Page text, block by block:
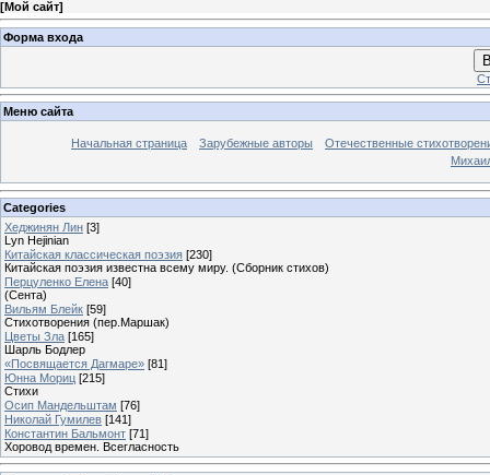
[Мой сайт]
Форма входа
Меню сайта
Начальная страница Зарубежные авторы
Отечественные
Categories
Хеджинян Лин [3]
Lyn Hejinian
Китайская классическая поэзия [230]
Китайская поэзия известна всему миру. (Сборник стихов)
Перцуленко Елена [40]
(Сента)
Вильям Блейк [59]
Стихотворения (пер.Маршак)
Цветы Зла [165]
Шарль Бодлер
«Посвящается Дагмаре» [81]
Юнна Мориц [215]
Стихи
Осип Мандельштам [76]
Николай Гумилев [141]
Константин Бальмонт [71]
Хоровод времен. Всегласность